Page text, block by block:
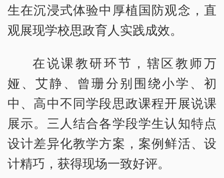
生在沉浸式体验中厚植国防观念，直
观展现学校思政育人实践成效。
在说课教研环节，辖区教师万
娅、艾静、曾珊分别围绕小学、初
中、高中不同学段思政课程开展说课
展示。三人结合各学段学生认知特点
设计差异化教学方案，案例鲜活、设
计精巧，获得现场一致好评。